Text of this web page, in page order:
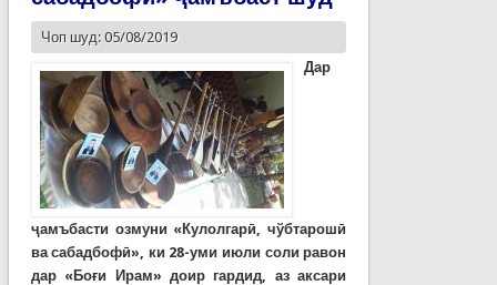
Чоп шуд: 05/08/2019
Дар
ҷамъбасти озмуни «Кулолгарӣ, чўбтарошӣ
ва сабадбофӣ», ки 28-уми июли соли равон
дар «Боғи Ирам» доир гардид, аз аксари